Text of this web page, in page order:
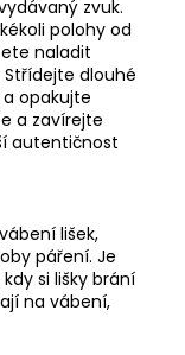
zvuk.
polohy od
naladit
dlouhé
opakujte
a zavírejte
autentičnost
lišek,
páření. Je
si lišky brání
na vábení,